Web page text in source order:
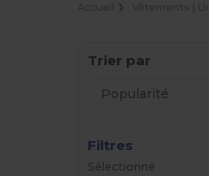
Trier par
Filtres
Sélectionné